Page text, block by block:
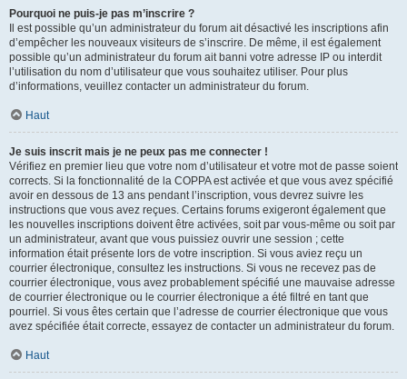
Pourquoi ne puis-je pas m’inscrire ?
Il est possible qu’un administrateur du forum ait désactivé les inscriptions afin
d’empêcher les nouveaux visiteurs de s’inscrire. De même, il est également
possible qu’un administrateur du forum ait banni votre adresse IP ou interdit
l’utilisation du nom d’utilisateur que vous souhaitez utiliser. Pour plus
d’informations, veuillez contacter un administrateur du forum.
Haut
Je suis inscrit mais je ne peux pas me connecter !
Vérifiez en premier lieu que votre nom d’utilisateur et votre mot de passe soient
corrects. Si la fonctionnalité de la COPPA est activée et que vous avez spécifié
avoir en dessous de 13 ans pendant l’inscription, vous devrez suivre les
instructions que vous avez reçues. Certains forums exigeront également que
les nouvelles inscriptions doivent être activées, soit par vous-même ou soit par
un administrateur, avant que vous puissiez ouvrir une session ; cette
information était présente lors de votre inscription. Si vous aviez reçu un
courrier électronique, consultez les instructions. Si vous ne recevez pas de
courrier électronique, vous avez probablement spécifié une mauvaise adresse
de courrier électronique ou le courrier électronique a été filtré en tant que
pourriel. Si vous êtes certain que l’adresse de courrier électronique que vous
avez spécifiée était correcte, essayez de contacter un administrateur du forum.
Haut